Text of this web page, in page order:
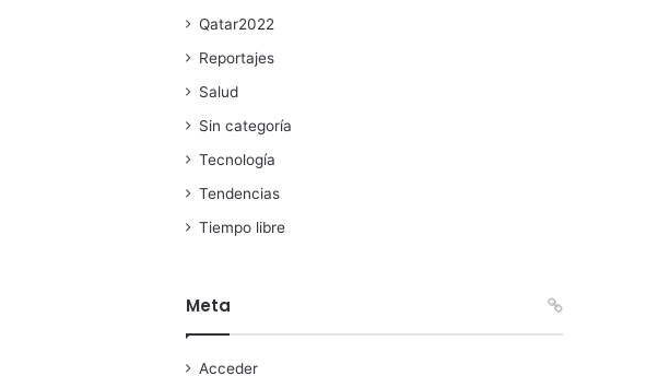
Qatar2022
Reportajes
Salud
Sin categoría
Tecnología
Tendencias
Tiempo libre
Meta
Acceder